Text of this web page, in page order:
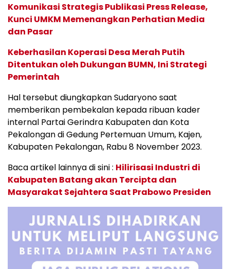
Komunikasi Strategis Publikasi Press Release,
Kunci UMKM Memenangkan Perhatian Media
dan Pasar
Keberhasilan Koperasi Desa Merah Putih
Ditentukan oleh Dukungan BUMN, Ini Strategi
Pemerintah
Hal tersebut diungkapkan Sudaryono saat
memberikan pembekalan kepada ribuan kader
internal Partai Gerindra Kabupaten dan Kota
Pekalongan di Gedung Pertemuan Umum, Kajen,
Kabupaten Pekalongan, Rabu 8 November 2023.
Baca artikel lainnya di sini : Hilirisasi Industri di
Kabupaten Batang akan Tercipta dan
Masyarakat Sejahtera Saat Prabowo Presiden